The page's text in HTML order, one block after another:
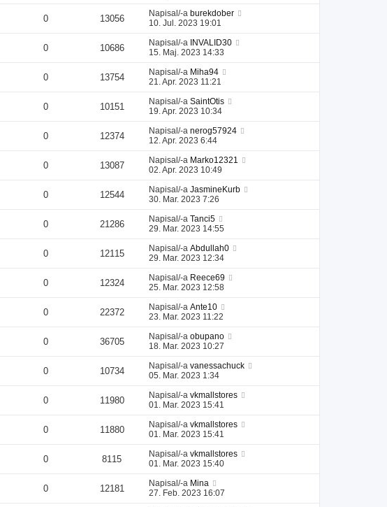
0 13056 Napisal/-a burekdober
10. Jul. 2023 19:01
0 10686 Napisal/-a INVALID30
15. Maj. 2023 14:33
0 13754 Napisal/-a Miha94
21. Apr. 2023 11:21
0 10151 Napisal/-a SaintOtis
19. Apr. 2023 10:34
0 12374 Napisal/-a nerog57924
12. Apr. 2023 6:44
0 13087 Napisal/-a Marko12321
02. Apr. 2023 10:49
0 12544 Napisal/-a JasmineKurb
30. Mar. 2023 7:26
0 21286 Napisal/-a Tanci5
29. Mar. 2023 14:55
0 12115 Napisal/-a Abdullah0
29. Mar. 2023 12:34
0 12324 Napisal/-a Reece69
25. Mar. 2023 12:58
0 22372 Napisal/-a Ante10
23. Mar. 2023 11:22
0 36705 Napisal/-a obupano
18. Mar. 2023 10:27
0 10734 Napisal/-a vanessachuck
05. Mar. 2023 1:34
0 11980 Napisal/-a vkmallstores
01. Mar. 2023 15:41
0 11880 Napisal/-a vkmallstores
01. Mar. 2023 15:41
0 8115 Napisal/-a vkmallstores
01. Mar. 2023 15:40
0 12181 Napisal/-a Mina
27. Feb. 2023 16:07